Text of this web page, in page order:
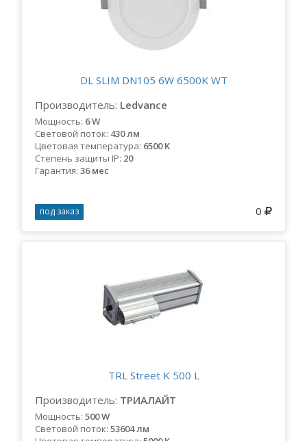
DL SLIM DN105 6W 6500K WT
Производитель: Ledvance
Мощность: 6 W
Световой поток: 430 лм
Цветовая температура: 6500 K
Степень защиты IP: 20
Гарантия: 36 мес
0
под заказ
TRL Street K 500 L
Производитель: ТРИАЛАЙТ
Мощность: 500 W
Световой поток: 53604 лм